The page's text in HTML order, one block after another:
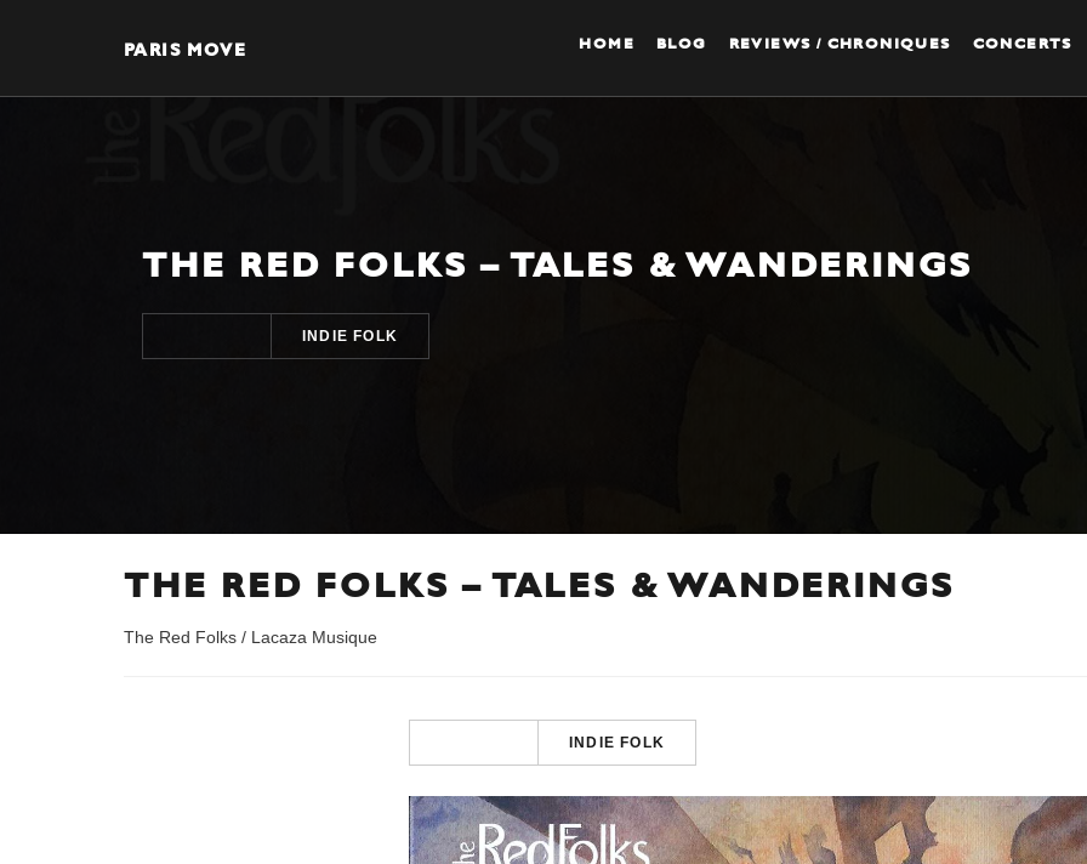
PARIS MOVE HOME BLOG REVIEWS / CHRONIQUES CONCERTS
THE RED FOLKS – TALES & WANDERINGS
INDIE FOLK
THE RED FOLKS – TALES & WANDERINGS
The Red Folks / Lacaza Musique
INDIE FOLK